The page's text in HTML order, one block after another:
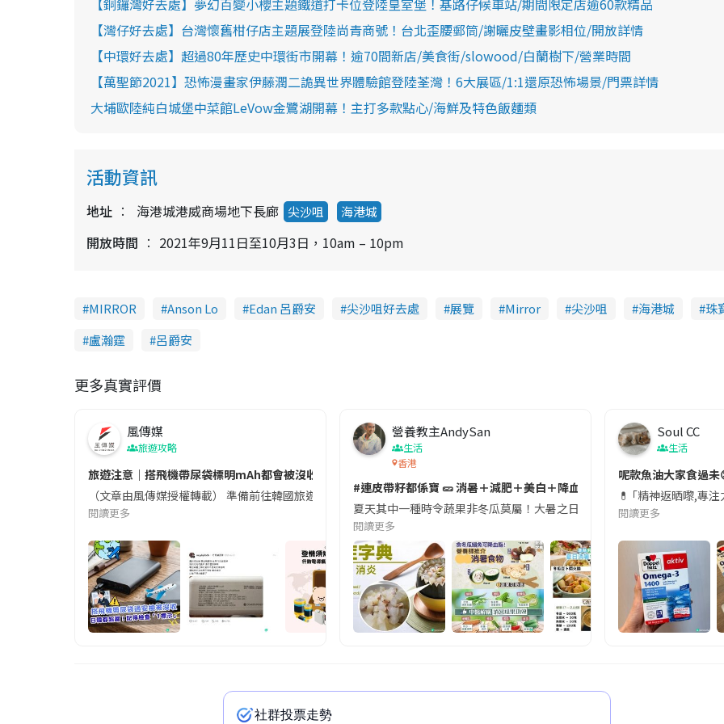
【灣仔好去處】台灣懷舊柑仔店主題展登陸尚青商號！台北歪腰郵筒/謝曬皮壁畫影相位/開放詳情
【中環好去處】超過80年歷史中環街市開幕！逾70間新店/美食街/slowood/白蘭樹下/營業時間
【萬聖節2021】恐怖漫畫家伊藤潤二詭異世界體驗館登陸荃灣！6大展區/1:1還原恐怖場景/門票詳情
大埔歐陸純白城堡中菜館LeVow金鷺湖開幕！主打多款點心/海鮮及特色飯麵類
活動資訊
地址 海港城港威商場地下長廊 尖沙咀 海港城
開放時間 2021年9月11日至10月3日，10am – 10pm
MIRROR Anson Lo Edan 呂爵安 尖沙咀好去處 展覽 Mirror 尖沙咀 海港城
珠
盧瀚霆
呂爵安
更多真實評價
風傳媒
旅遊攻略
旅遊注意｜搭飛機帶尿袋標明mAh都會被沒收😱出發前切記檢查「1標示」🚨
（文章由風傳媒授權轉載） 準備前往韓國旅遊的民眾，近期要特別留意隨身行李中的行動電源。一名旅客日前在機場安檢
閱讀更多
營養教主AndySan
生活
香港
#連皮帶籽都係寶 🥒 消暑＋減肥＋美白＋降血脂
夏天其中一種時令蔬果非冬瓜莫屬！大暑之日，點都要飲碗冬瓜湯消暑
閱讀更多
Soul CC
生活
呢款魚油大家食過未
💊 ｢精神返晒嚟,專
閱讀更多